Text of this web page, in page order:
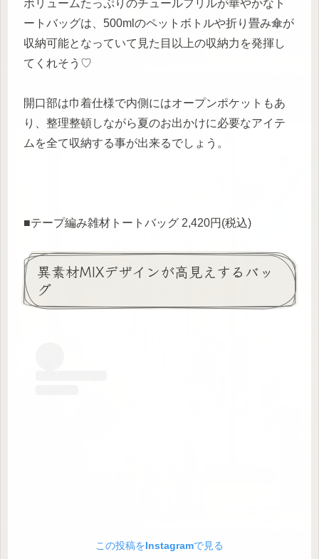
ボリュームたっぷりのチュールフリルが華やかなト
ートバッグは、500mlのペットボトルや折り畳み傘が
収納可能となっていて見た目以上の収納力を発揮し
てくれそう♡
開口部は巾着仕様で内側にはオープンポケットもあ
り、整理整頓しながら夏のお出かけに必要なアイテ
ムを全て収納する事が出来るでしょう。
■テープ編み雑材トートバッグ 2,420円(税込)
異素材MIXデザインが高見えするバッ
グ
この投稿をInstagramで見る